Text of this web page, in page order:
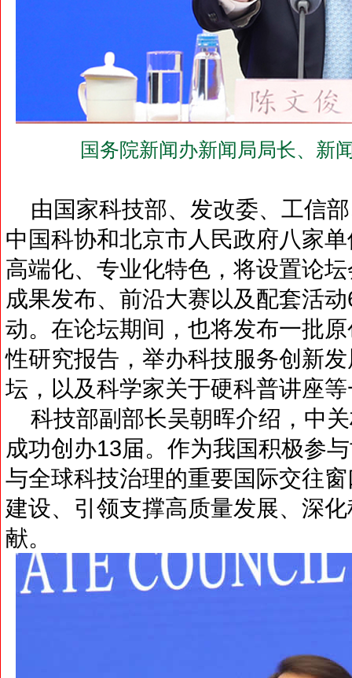
国务院新闻办新闻局局长、新
由国家科技部、发改委、工信
中国科协和北京市人民政府八家
高端化、专业化特色，将设置论
成果发布、前沿大赛以及配套活
动。在论坛期间，也将发布一批
性研究报告，举办科技服务创新
坛，以及科学家关于硬科普讲座
科技部副部长吴朝晖介绍，中
成功创办13届。作为我国积极参
与全球科技治理的重要国际交往
建设、引领支撑高质量发展、深
献。